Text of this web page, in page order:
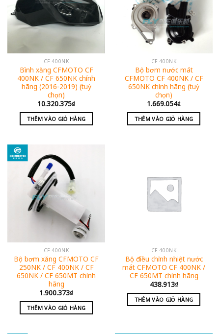
CF 400NK
Bình xăng CFMOTO CF
400NK / CF 650NK chính
hãng (2016-2019) (tuỳ
chọn)
10.320.375₫
THÊM VÀO GIỎ HÀNG
CF 400NK
Bộ bơm nước mát
CFMOTO CF 400NK / CF
650NK chính hãng (tuỳ
chọn)
1.669.054₫
THÊM VÀO GIỎ HÀNG
CF 400NK
Bộ bơm xăng CFMOTO CF
250NK / CF 400NK / CF
650NK / CF 650MT chính
hãng
1.900.373₫
THÊM VÀO GIỎ HÀNG
CF 400NK
Bộ điều chỉnh nhiệt nước
mát CFMOTO CF 400NK /
CF 650MT chính hãng
438.913₫
THÊM VÀO GIỎ HÀNG